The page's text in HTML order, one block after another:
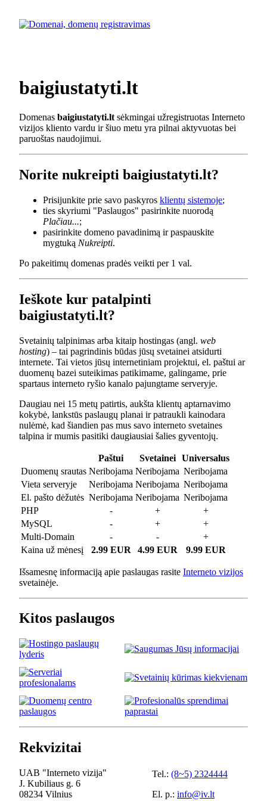
baigiustatyti.lt
Domenas baigiustatyti.lt sėkmingai užregistruotas Interneto
vizijos kliento vardu ir šiuo metu yra pilnai aktyvuotas bei
paruoštas naudojimui.
Norite nukreipti baigiustatyti.lt?
Prisijunkite prie savo paskyros klientų sistemoje;
ties skyriumi "Paslaugos" pasirinkite nuorodą
Plačiau...;
pasirinkite domeno pavadinimą ir paspauskite
mygtuką Nukreipti.
Po pakeitimų domenas pradės veikti per 1 val.
Ieškote kur patalpinti
baigiustatyti.lt?
Svetainių talpinimas arba kitaip hostingas (angl. web
hosting) – tai pagrindinis būdas jūsų svetainei atsidurti
internete. Tai vietos jūsų internetiniam projektui, el. paštui ar
duomenų bazei suteikimas patikimame, galingame, prie
spartaus interneto ryšio kanalo pajungtame serveryje.
Daugiau nei 15 metų patirtis, aukšta klientų aptarnavimo
kokybė, lankstūs paslaugų planai ir patraukli kainodara
nulėmė, kad šiandien pas mus savo interneto svetaines
talpina ir mumis pasitiki daugiausiai šalies gyventojų.
Paštui Svetainei
Universalus
Duomenų srautas Neribojama Neribojama Neribojama
Vieta serveryje
Neribojama Neribojama Neribojama
El. pašto dėžutės Neribojama Neribojama Neribojama
PHP
- +
+
MySQL
- +
+
Multi-Domain
- -
+
Kaina už mėnesį
2.99 EUR 4.99 EUR 9.99 EUR
Išsamesnę informaciją apie paslaugas rasite Interneto vizijos
svetainėje.
Kitos paslaugos
Rekvizitai
UAB "Interneto vizija"
J. Kubiliaus g. 6
08234 Vilnius
Tel.: (8~5) 2324444
El. p.: info@iv.lt